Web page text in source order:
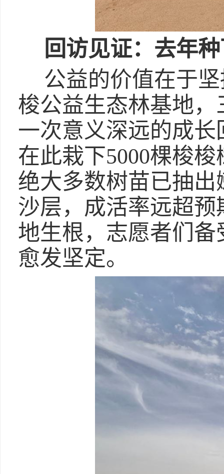
回访见证：去年
公益的价值在于
梭公益生态林基地
一次意义深远的成
在此栽下5000棵梭
绝大多数树苗已抽
沙层，成活率远超
地生根，志愿者们
愈发坚定。